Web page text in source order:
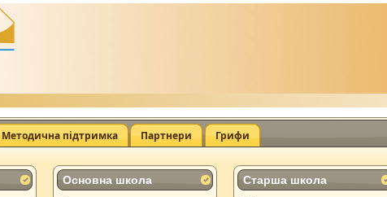
Методична підтримка Партнери Грифи
Основна школа Старша школа